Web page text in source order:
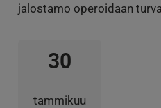
jalostamo operoidaan
30
tammikuu